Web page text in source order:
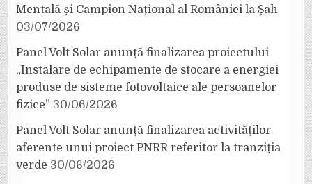
Mentală și Campion Național al României la Șah
03/07/2026
Panel Volt Solar anunță finalizarea proiectului
„Instalare de echipamente de stocare a energiei
produse de sisteme fotovoltaice ale persoanelor
fizice” 30/06/2026
Panel Volt Solar anunță finalizarea activităților
aferente unui proiect PNRR referitor la tranziția
verde 30/06/2026